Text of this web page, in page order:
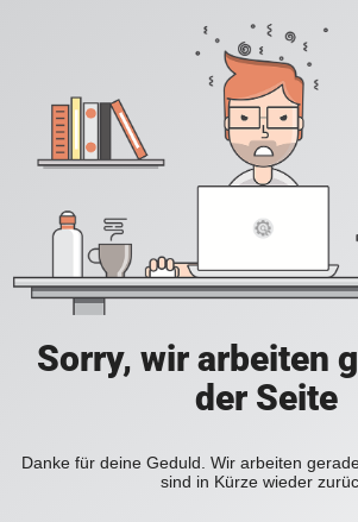
Sorry, wir arbeiten
der Seite
Danke für deine Geduld. Wir arbeiten
sind in Kürze wieder